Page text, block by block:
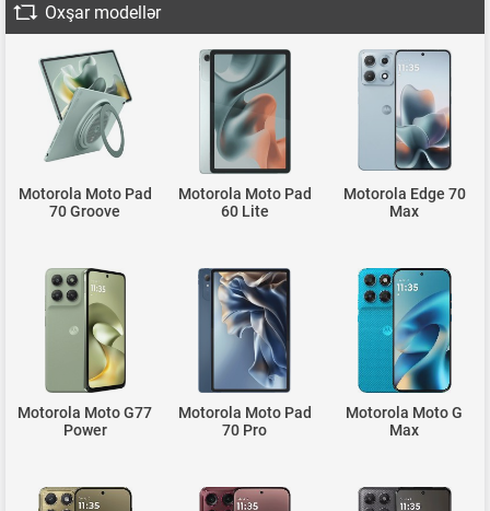
Oxşar modellər
Motorola Moto Pad
70 Groove
Motorola Moto Pad
60 Lite
Motorola Edge 70
Max
Motorola Moto G77
Power
Motorola Moto Pad
70 Pro
Motorola Moto G
Max